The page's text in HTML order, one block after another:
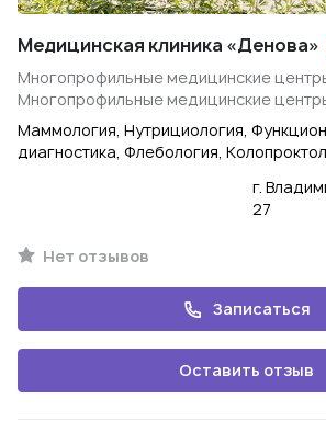
Медицинская клиника «Денова»
Многопрофильные медицинские
Многопрофильные медицинские
Маммология, Нутрициология,
диагностика, Флебология,
г.
27
Нет отзывов
Записаться
Оставить отзыв